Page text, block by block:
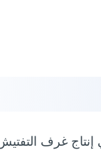
غرف التفتيش